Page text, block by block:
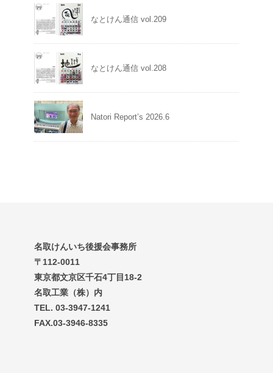
なとけん通信 vol.209
なとけん通信 vol.208
Natori Report’s 2026.6
名取けんいち後援会事務所
〒112-0011
東京都文京区千石4丁目18-2
名取工業（株）内
TEL. 03-3947-1241
FAX.03-3946-8335